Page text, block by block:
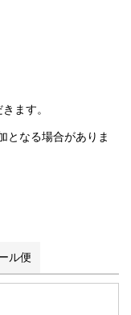
ます。
となる場合がありま
ル便